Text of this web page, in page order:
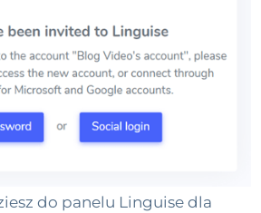
do panelu Linguise dla